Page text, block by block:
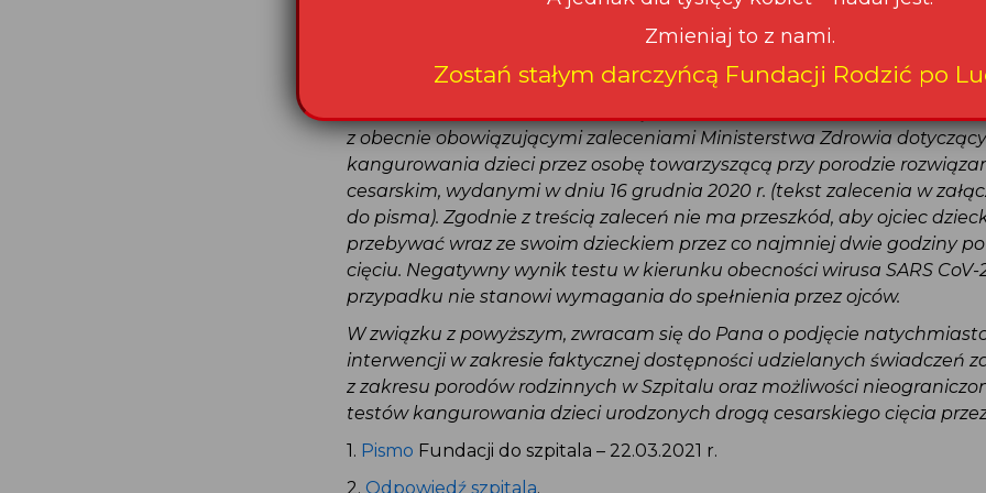
powoduje, że Rzecznik Praw Pacjenta nakłada w drodze decyzji
karę pieniężną do wysokości 500 000 złotych.
z obecnie obowiązującymi zaleceniami Ministerstwa Zdrowia
kangurowania dzieci przez osobę towarzyszącą przy porodzie
cesarskim, wydanymi w dniu 16 grudnia 2020 r. (tekst zalecenia w
do pisma). Zgodnie z treścią zaleceń nie ma przeszkód, aby ojciec
przebywać wraz ze swoim dzieckiem przez co najmniej dwie godziny
cięciu. Negatywny wynik testu w kierunku obecności wirusa SARS
przypadku nie stanowi wymagania do spełnienia przez ojców.
W związku z powyższym, zwracam się do Pana o podjęcie
interwencji w zakresie faktycznej dostępności udzielanych świadczeń
z zakresu porodów rodzinnych w Szpitalu oraz możliwości
testów kangurowania dzieci urodzonych drogą cesarskiego cięcia
1.PismoFundacji do szpitala – 22.03.2021 r.
2.Odpowiedź szpitala